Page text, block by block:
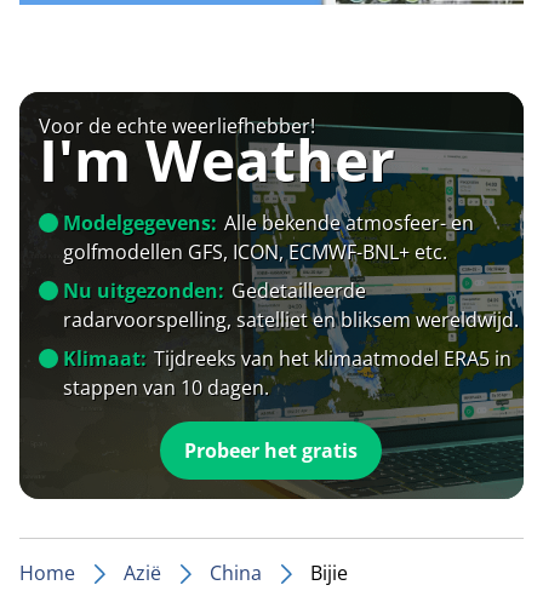
Voor de echte weerliefhebber!
I'm Weather
Modelgegevens: Alle bekende atmosfeer- en
golfmodellen GFS, ICON, ECMWF-BNL+ etc.
Nu uitgezonden: Gedetailleerde
radarvoorspelling, satelliet en bliksem wereldwijd.
Klimaat: Tijdreeks van het klimaatmodel ERA5 in
stappen van 10 dagen.
Probeer het gratis
Home Azië China Bijie